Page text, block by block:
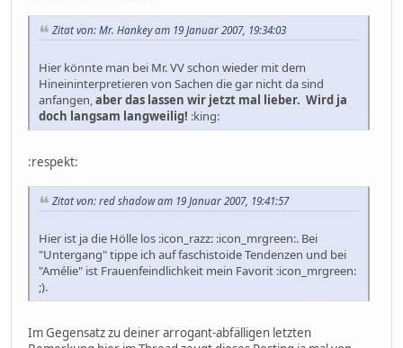
Zitat von: Mr. Hankey am 19 Januar 2007, 19:34:03
Hier könnte man bei Mr. VV schon wieder mit dem
Hineininterpretieren von Sachen die gar nicht da sind
anfangen,aber das lassen wir jetzt mal lieber. Wird ja
doch langsam langweilig! :king:
:respekt:
Zitat von: red shadow am 19 Januar 2007, 19:41:57
Hier ist ja die Hölle los :icon_razz: :icon_mrgreen:. Bei
"Untergang" tippe ich auf faschistoide Tendenzen und bei
"Amélie" ist Frauenfeindlichkeit mein Favorit :icon_mrgreen:
;).
Im Gegensatz zu deiner arrogant-abfälligen letzten